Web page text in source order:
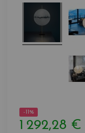
-11%
1 292,28 €